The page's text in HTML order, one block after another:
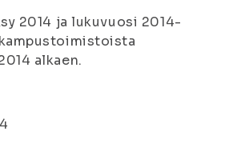
2014 ja lukuvuosi 2014-
kampustoimistoista
alkaen.